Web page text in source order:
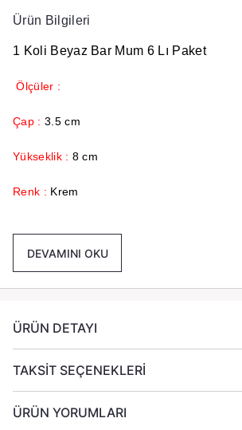
Ürün Bilgileri
1 Koli Beyaz Bar Mum 6 Lı Paket
Ölçüler :
Çap : 3.5 cm
Yükseklik : 8 cm
Renk : Krem
Ek Bilgiler:
DEVAMINI OKU
ÜRÜN DETAYI
TAKSİT SEÇENEKLERİ
ÜRÜN YORUMLARI